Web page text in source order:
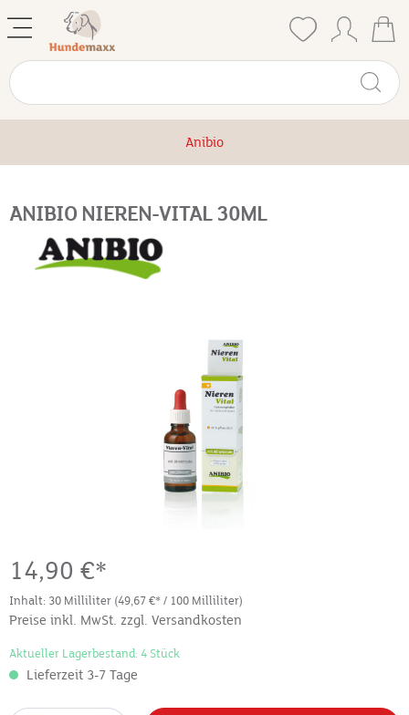
Anibio
ANIBIO NIEREN-VITAL 30ML
14,90 €*
Inhalt: 30 Milliliter (49,67 €* / 100 Milliliter)
Preise inkl. MwSt. zzgl. Versandkosten
Aktueller Lagerbestand: 4 Stück
Lieferzeit 3-7 Tage